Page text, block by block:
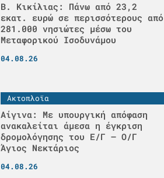
Β. Κικίλιας: Πάνω από 23,2
εκατ. ευρώ σε περισσότερους από
281.000 νησιώτες μέσω του
Μεταφορικού Ισοδυνάμου
04.08.26
Ακτοπλοϊα
Αίγινα: Με υπουργική απόφαση
ανακαλείται άμεσα η έγκριση
δρομολόγησης του Ε/Γ – Ο/Γ
Άγιος Νεκτάριος
04.08.26